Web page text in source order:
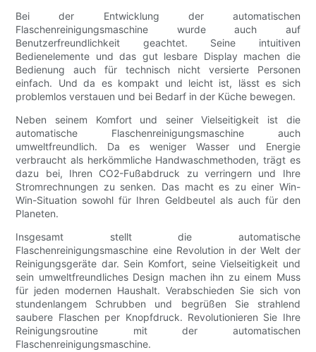
Bei der Entwicklung der automatischen
Flaschenreinigungsmaschine wurde auch auf
Benutzerfreundlichkeit geachtet. Seine intuitiven
Bedienelemente und das gut lesbare Display machen die
Bedienung auch für technisch nicht versierte Personen
einfach. Und da es kompakt und leicht ist, lässt es sich
problemlos verstauen und bei Bedarf in der Küche bewegen.
Neben seinem Komfort und seiner Vielseitigkeit ist die
automatische Flaschenreinigungsmaschine auch
umweltfreundlich. Da es weniger Wasser und Energie
verbraucht als herkömmliche Handwaschmethoden, trägt es
dazu bei, Ihren CO2-Fußabdruck zu verringern und Ihre
Stromrechnungen zu senken. Das macht es zu einer Win-
Win-Situation sowohl für Ihren Geldbeutel als auch für den
Planeten.
Insgesamt stellt die automatische
Flaschenreinigungsmaschine eine Revolution in der Welt der
Reinigungsgeräte dar. Sein Komfort, seine Vielseitigkeit und
sein umweltfreundliches Design machen ihn zu einem Muss
für jeden modernen Haushalt. Verabschieden Sie sich von
stundenlangem Schrubben und begrüßen Sie strahlend
saubere Flaschen per Knopfdruck. Revolutionieren Sie Ihre
Reinigungsroutine mit der automatischen
Flaschenreinigungsmaschine.